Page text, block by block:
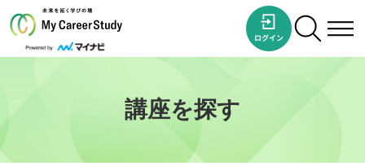
講座を探す